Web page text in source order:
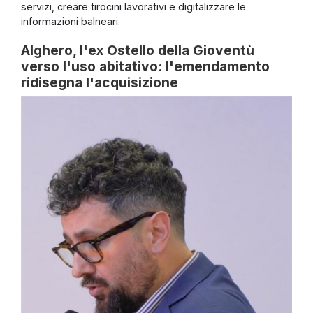
servizi, creare tirocini lavorativi e digitalizzare le
informazioni balneari.
Alghero, l'ex Ostello della Gioventù
verso l'uso abitativo: l'emendamento
ridisegna l'acquisizione